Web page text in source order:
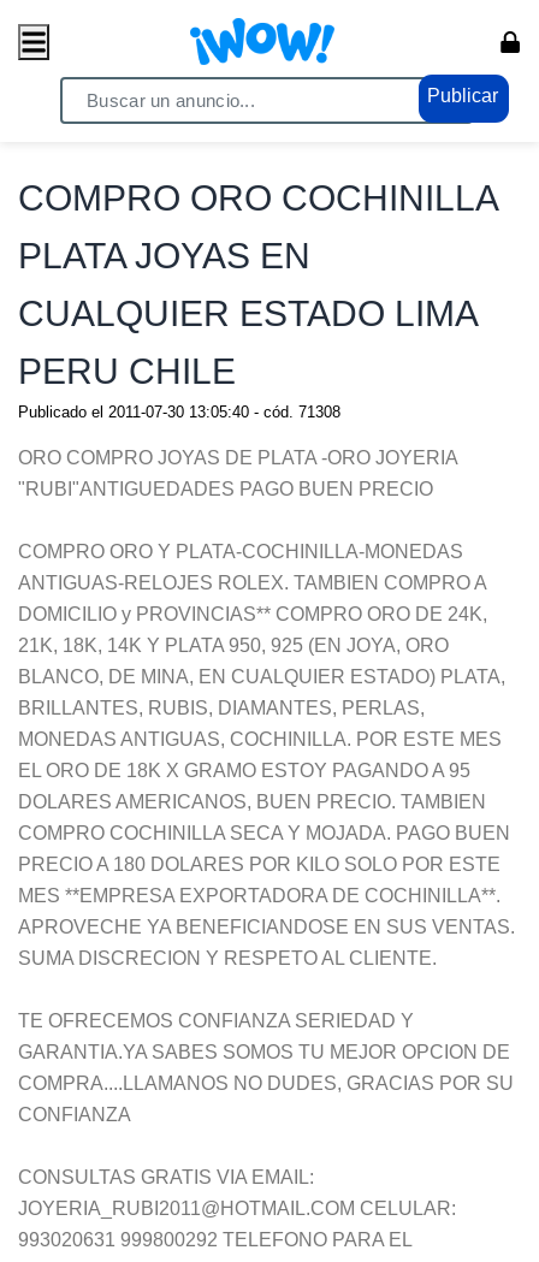
Publicar
/ Moda / Relojes - Joyas
COMPRO ORO COCHINILLA
PLATA JOYAS EN
CUALQUIER ESTADO LIMA
PERU CHILE
Publicado el 2011-07-30 13:05:40 - cód. 71308
ORO COMPRO JOYAS DE PLATA -ORO JOYERIA
"RUBI"ANTIGUEDADES PAGO BUEN PRECIO
COMPRO ORO Y PLATA-COCHINILLA-MONEDAS
ANTIGUAS-RELOJES ROLEX. TAMBIEN COMPRO A
DOMICILIO y PROVINCIAS** COMPRO ORO DE 24K,
21K, 18K, 14K Y PLATA 950, 925 (EN JOYA, ORO
BLANCO, DE MINA, EN CUALQUIER ESTADO) PLATA,
BRILLANTES, RUBIS, DIAMANTES, PERLAS,
MONEDAS ANTIGUAS, COCHINILLA. POR ESTE MES
EL ORO DE 18K X GRAMO ESTOY PAGANDO A 95
DOLARES AMERICANOS, BUEN PRECIO. TAMBIEN
COMPRO COCHINILLA SECA Y MOJADA. PAGO BUEN
PRECIO A 180 DOLARES POR KILO SOLO POR ESTE
MES **EMPRESA EXPORTADORA DE COCHINILLA**.
APROVECHE YA BENEFICIANDOSE EN SUS VENTAS.
SUMA DISCRECION Y RESPETO AL CLIENTE.
TE OFRECEMOS CONFIANZA SERIEDAD Y
GARANTIA.YA SABES SOMOS TU MEJOR OPCION DE
COMPRA....LLAMANOS NO DUDES, GRACIAS POR SU
CONFIANZA
CONSULTAS GRATIS VIA EMAIL:
JOYERIA_RUBI2011@HOTMAIL.COM CELULAR:
993020631 999800292 TELEFONO PARA EL